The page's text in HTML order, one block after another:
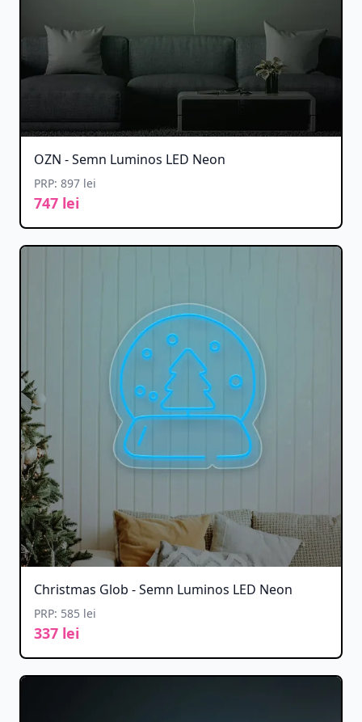
OZN - Semn Luminos LED Neon
PRP: 897 lei
747 lei
Christmas Glob - Semn Luminos LED Neon
PRP: 585 lei
337 lei